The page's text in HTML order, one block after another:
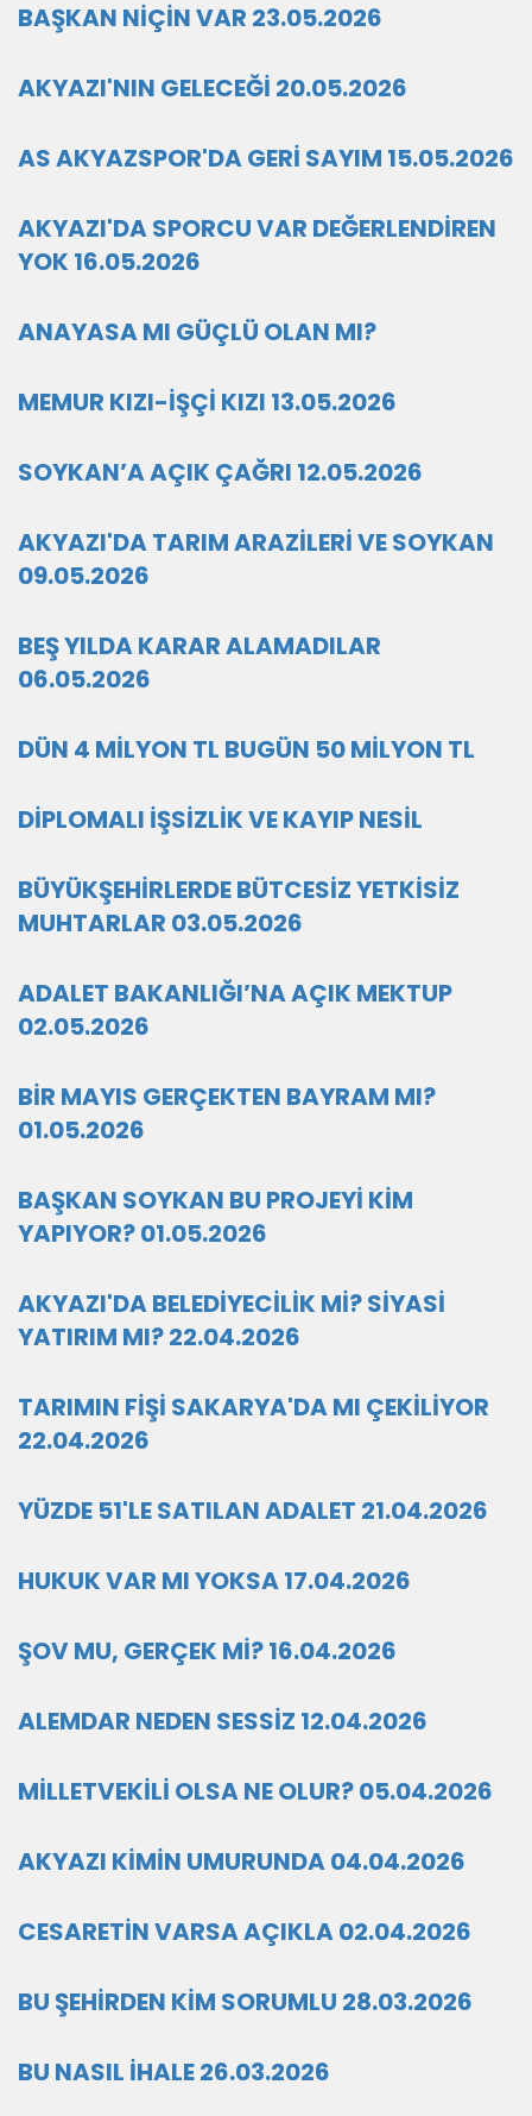
BAŞKAN NİÇİN VAR 23.05.2026
AKYAZI'NIN GELECEĞİ 20.05.2026
AS AKYAZSPOR'DA GERİ SAYIM 15.05.2026
AKYAZI'DA SPORCU VAR DEĞERLENDİREN
YOK 16.05.2026
ANAYASA MI GÜÇLÜ OLAN MI?
MEMUR KIZI-İŞÇİ KIZI 13.05.2026
SOYKAN’A AÇIK ÇAĞRI 12.05.2026
AKYAZI'DA TARIM ARAZİLERİ VE SOYKAN
09.05.2026
BEŞ YILDA KARAR ALAMADILAR
06.05.2026
DÜN 4 MİLYON TL BUGÜN 50 MİLYON TL
DİPLOMALI İŞSİZLİK VE KAYIP NESİL
BÜYÜKŞEHİRLERDE BÜTCESİZ YETKİSİZ
MUHTARLAR 03.05.2026
ADALET BAKANLIĞI’NA AÇIK MEKTUP
02.05.2026
BİR MAYIS GERÇEKTEN BAYRAM MI?
01.05.2026
BAŞKAN SOYKAN BU PROJEYİ KİM
YAPIYOR? 01.05.2026
AKYAZI'DA BELEDİYECİLİK Mİ? SİYASİ
YATIRIM MI? 22.04.2026
TARIMIN FİŞİ SAKARYA'DA MI ÇEKİLİYOR
22.04.2026
YÜZDE 51'LE SATILAN ADALET 21.04.2026
HUKUK VAR MI YOKSA 17.04.2026
ŞOV MU, GERÇEK Mİ? 16.04.2026
ALEMDAR NEDEN SESSİZ 12.04.2026
MİLLETVEKİLİ OLSA NE OLUR? 05.04.2026
AKYAZI KİMİN UMURUNDA 04.04.2026
CESARETİN VARSA AÇIKLA 02.04.2026
BU ŞEHİRDEN KİM SORUMLU 28.03.2026
BU NASIL İHALE 26.03.2026